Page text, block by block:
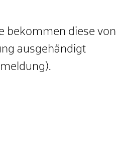
bekommen diese von
ausgehändigt